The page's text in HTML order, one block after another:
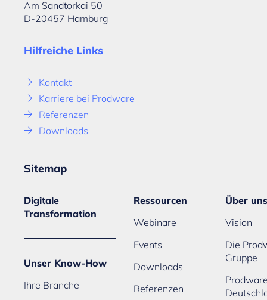
Am Sandtorkai 50
D-20457 Hamburg
Hilfreiche Links
Kontakt
Karriere bei Prodware
Referenzen
Downloads
Sitemap
Digitale
Transformation
Unser Know-How
Ihre Branche
Ressourcen
Webinare
Events
Downloads
Referenzen
Über uns
Vision
Die
Gruppe